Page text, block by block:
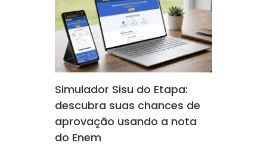
Simulador Sisu do Etapa:
descubra suas chances de
aprovação usando a nota
do Enem